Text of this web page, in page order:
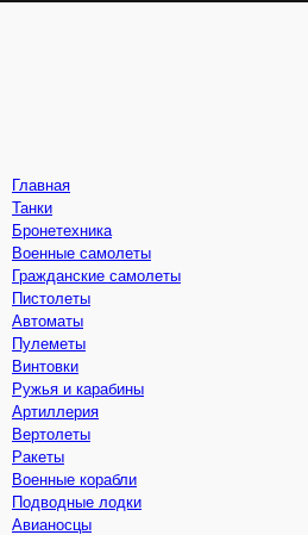
Главная
Танки
Бронетехника
Военные самолеты
Гражданские самолеты
Пистолеты
Автоматы
Пулеметы
Винтовки
Ружья и карабины
Артиллерия
Вертолеты
Ракеты
Военные корабли
Подводные лодки
Авианосцы